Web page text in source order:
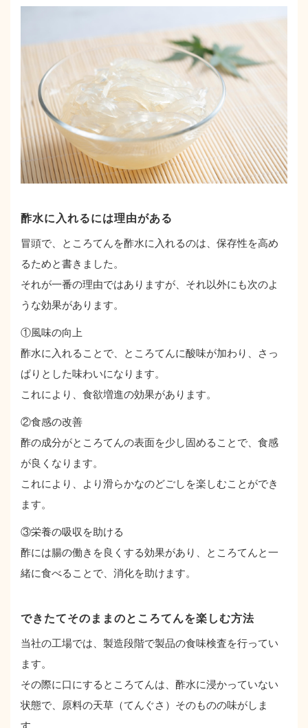
酢水に入れるには理由がある
冒頭で、ところてんを酢水に入れるのは、保存性を高め
るためと書きました。
それが一番の理由ではありますが、それ以外にも次のよ
うな効果があります。
①風味の向上
酢水に入れることで、ところてんに酸味が加わり、さっ
ぱりとした味わいになります。
これにより、食欲増進の効果があります。
②食感の改善
酢の成分がところてんの表面を少し固めることで、食感
が良くなります。
これにより、より滑らかなのどごしを楽しむことができ
ます。
③栄養の吸収を助ける
酢には腸の働きを良くする効果があり、ところてんと一
緒に食べることで、消化を助けます。
できたてそのままのところてんを楽しむ方法
当社の工場では、製造段階で製品の食味検査を行ってい
ます。
その際に口にするところてんは、酢水に浸かっていない
状態で、原料の天草（てんぐさ）そのものの味がしま
す。